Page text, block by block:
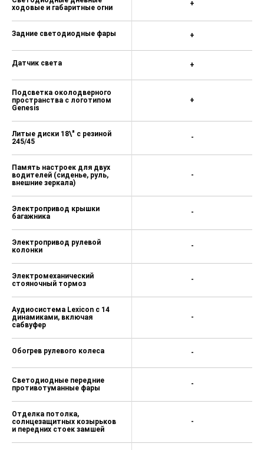
ходовые и габаритные огни
Задние светодиодные фары
Датчик света
Подсветка околодверного
пространства с логотипом
Genesis
Литые диски 18\" с резиной
245/45
Память настроек для двух
водителей (сиденье, руль,
внешние зеркала)
Электропривод крышки
багажника
Электропривод рулевой
колонки
Электромеханический
стояночный тормоз
Аудиосистема Lexicon с 14
динамиками, включая
сабвуфер
Обогрев рулевого колеса
Светодиодные передние
противотуманные фары
Отделка потолка,
солнцезащитных козырьков
и передних стоек замшей
+
+
+
+
-
-
-
-
-
-
-
-
-